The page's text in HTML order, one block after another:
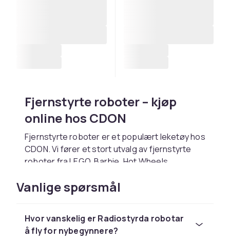
Fjernstyrte roboter – kjøp
online hos CDON
Fjernstyrte roboter er et populært leketøy hos
CDON. Vi fører et stort utvalg av fjernstyrte
roboter fra LEGO, Barbie, Hot Wheels,
priser.
alder og interesser. Hos CDON handler du trygt
med rask levering og enkel retur.
Vanlige spørsmål
Hvor vanskelig er Radiostyrda robotar
å fly for nybegynnere?